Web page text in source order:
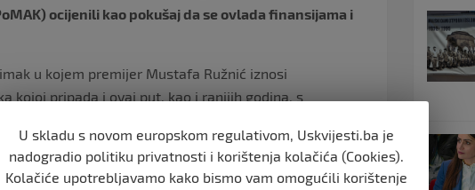
ocijenili kao pokušaj da se ovlada finansijama i
u kojem premijer Mustafa Ružnić iznosi
kojoj pripada i ovaj put, kao i ranijih godina, s
Skupštini USK kako bi zloupotrijebili pritisak
u cilju kreiranja pritiska na opoziciju, a kako bi
stranačkim prostorijama usvojili bez postojanja
U skladu s novom europskom regulativom, Uskvijesti.ba je
nadogradio politiku privatnosti i korištenja kolačića (Cookies).
Kolačiće upotrebljavamo kako bismo vam omogućili korištenje